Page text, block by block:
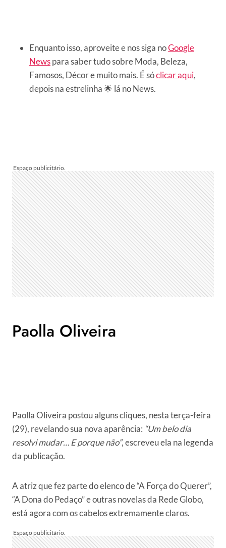
Enquanto isso, aproveite e nos siga noGoogle
Newspara saber tudo sobre Moda, Beleza,
Famosos, Décor e muito mais. É sóclicar aqui,
depois na estrelinha 🌟 lá no News.
Paolla Oliveira
Paolla Oliveira postou alguns cliques, nesta terça-feira
(29), revelando sua nova aparência: “Um belo dia
resolvi mudar… E porque não”, escreveu ela na legenda
da publicação.
A atriz que fez parte do elenco de “A Força do Querer”,
“A Dona do Pedaço” e outras novelas da Rede Globo,
está agora com os cabelos extremamente claros.